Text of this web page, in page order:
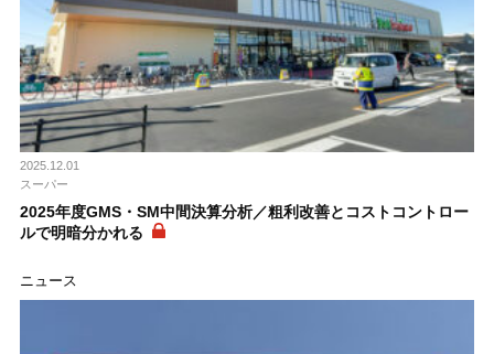
2025.12.01
スーパー
2025年度GMS・SM中間決算分析／粗利改善とコストコントロー
ルで明暗分かれる
ニュース